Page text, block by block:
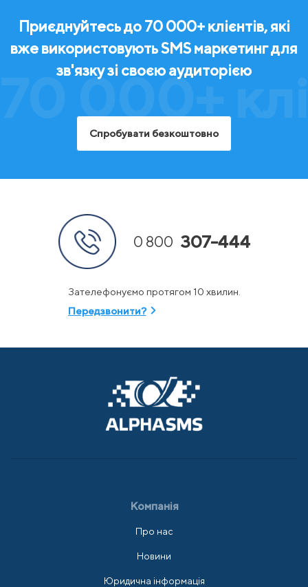
70 000+
Приєднуйтесь до 70 000+ клієнтів, які
вже використовують SMS маркетинг для
зв'язку зі своєю аудиторією
Спробувати безкоштовно
0 800 307-444
Зателефонуємо протягом 10 хвилин.
Передзвонити?
Компанія
Про нас
Новини
Юридична інформація